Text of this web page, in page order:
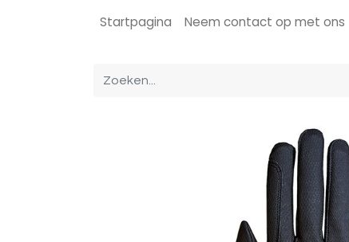
Startpagina Neem contact op met ons